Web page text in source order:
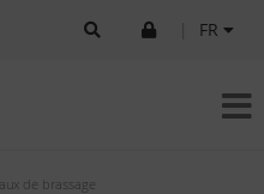
FR
de brassage